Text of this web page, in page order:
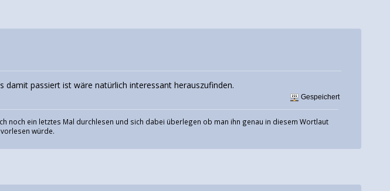
damit passiert ist wäre natürlich interessant herauszufinden.
Gespeichert
noch ein letztes Mal durchlesen und sich dabei überlegen ob man ihn genau in diesem Wortlaut
würde.